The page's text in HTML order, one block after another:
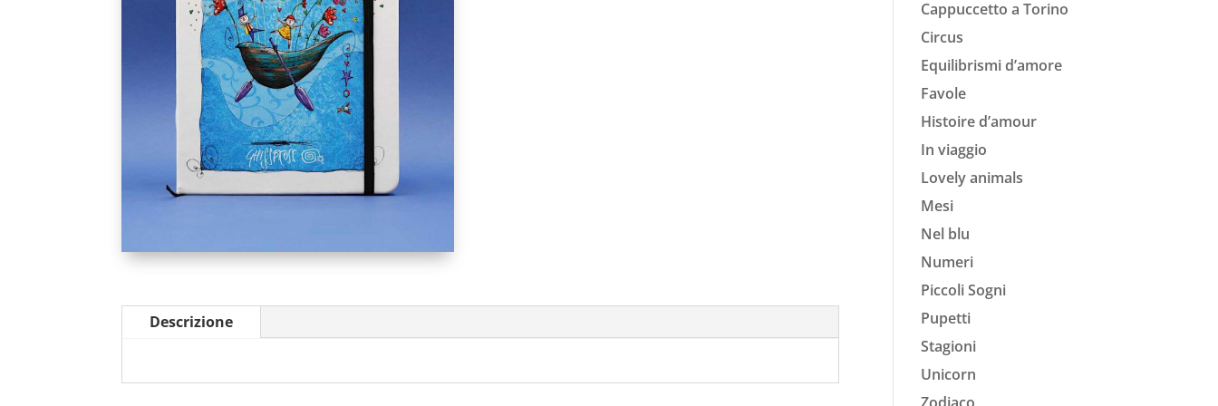
Descrizione
Cappuccetto a Torino
Circus
Equilibrismi d’amore
Favole
Histoire d’amour
In viaggio
Lovely animals
Mesi
Nel blu
Numeri
Piccoli Sogni
Pupetti
Stagioni
Unicorn